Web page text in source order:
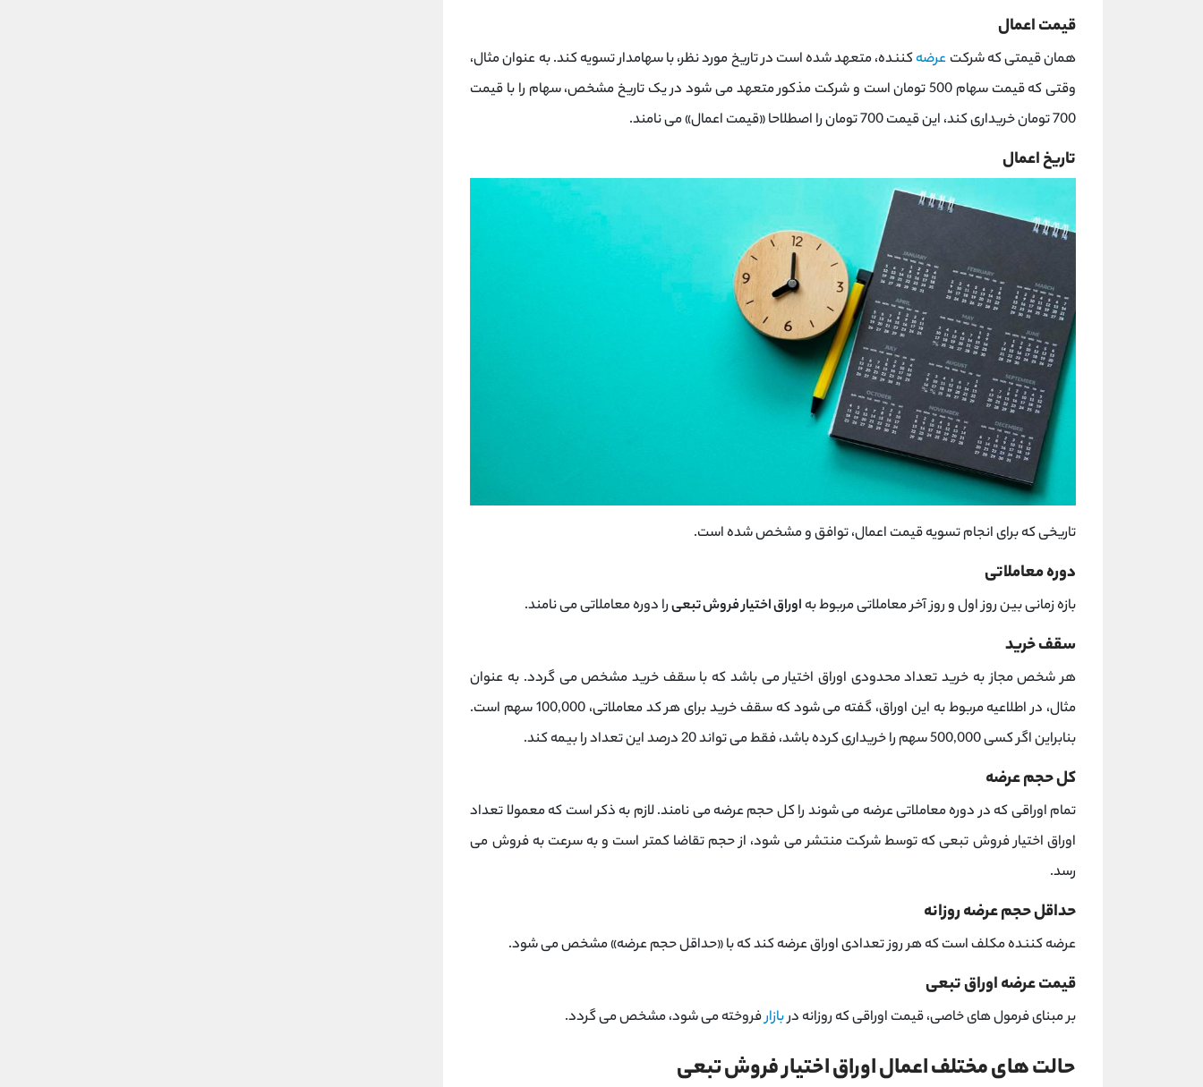
قیمت اعمال
همان قیمتی که شرکت عرضهکننده، متعهد شده است در تاریخ مورد نظر، با سهامدار تسویه کند. به عنوان مثال،
وقتی که قیمت سهام 500 تومان است و شرکت مذکور متعهد می شود در یک تاریخ مشخص، سهام را با قیمت
700 تومان خریداری کند، این قیمت 700 تومان را اصطلاحا «قیمت اعمال» می نامند.
تاریخ اعمال
تاریخی که برای انجام تسویه قیمت اعمال، توافق و مشخص شده است.
دوره معاملاتی
بازه زمانی بین روز اول و روز آخر معاملاتی مربوط به اوراق اختیار فروش تبعیرا دوره معاملاتی می نامند.
سقف خرید
هر شخص مجاز به خرید تعداد محدودی اوراق اختیار می باشد که با سقف خرید مشخص می گردد. به عنوان
مثال، در اطلاعیه مربوط به این اوراق، گفته می شود که سقف خرید برای هر کد معاملاتی، 100,000 سهم است.
بنابراین اگر کسی 500,000 سهم را خریداری کرده باشد، فقط می تواند 20 درصد این تعداد را بیمه کند.
کل حجم عرضه
تمام اوراقی که در دوره معاملاتی عرضه می شوند را کل حجم عرضه می نامند. لازم به ذکر است که معمولا تعداد
اوراق اختیار فروش تبعی که توسط شرکت منتشر می شود، از حجم تقاضا کمتر است و به سرعت به فروش می
رسد.
حداقل حجم عرضه روزانه
عرضه کننده مکلف است که هر روز تعدادی اوراق عرضه کند که با «حداقل حجم عرضه» مشخص می شود.
قیمت عرضه اوراق تبعی
بر مبنای فرمول های خاصی، قیمت اوراقی که روزانه دربازارفروخته می شود، مشخص می گردد.
حالت های مختلف اعمال اوراق اختیار فروش تبعی